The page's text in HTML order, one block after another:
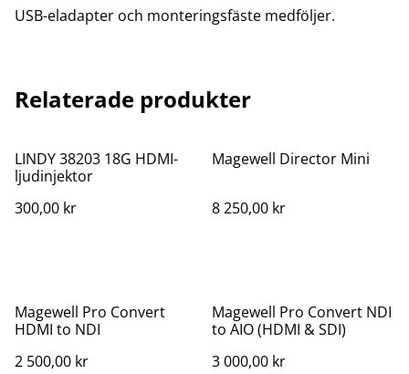
USB-eladapter och monteringsfäste medföljer.
Relaterade produkter
LINDY 38203 18G HDMI-
ljudinjektor
300,00 kr
Magewell Director Mini
8 250,00 kr
Magewell Pro Convert
HDMI to NDI
2 500,00 kr
Magewell Pro Convert NDI
to AIO (HDMI & SDI)
3 000,00 kr